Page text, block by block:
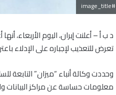
#image_title
د ب أ – أعلنت إيران، اليوم
تعرض للتعذيب لإجباره على الإدلاء
وحددت وكالة أنباء “ميزان” التابعة
معلومات حساسة عن مراكز البيانات